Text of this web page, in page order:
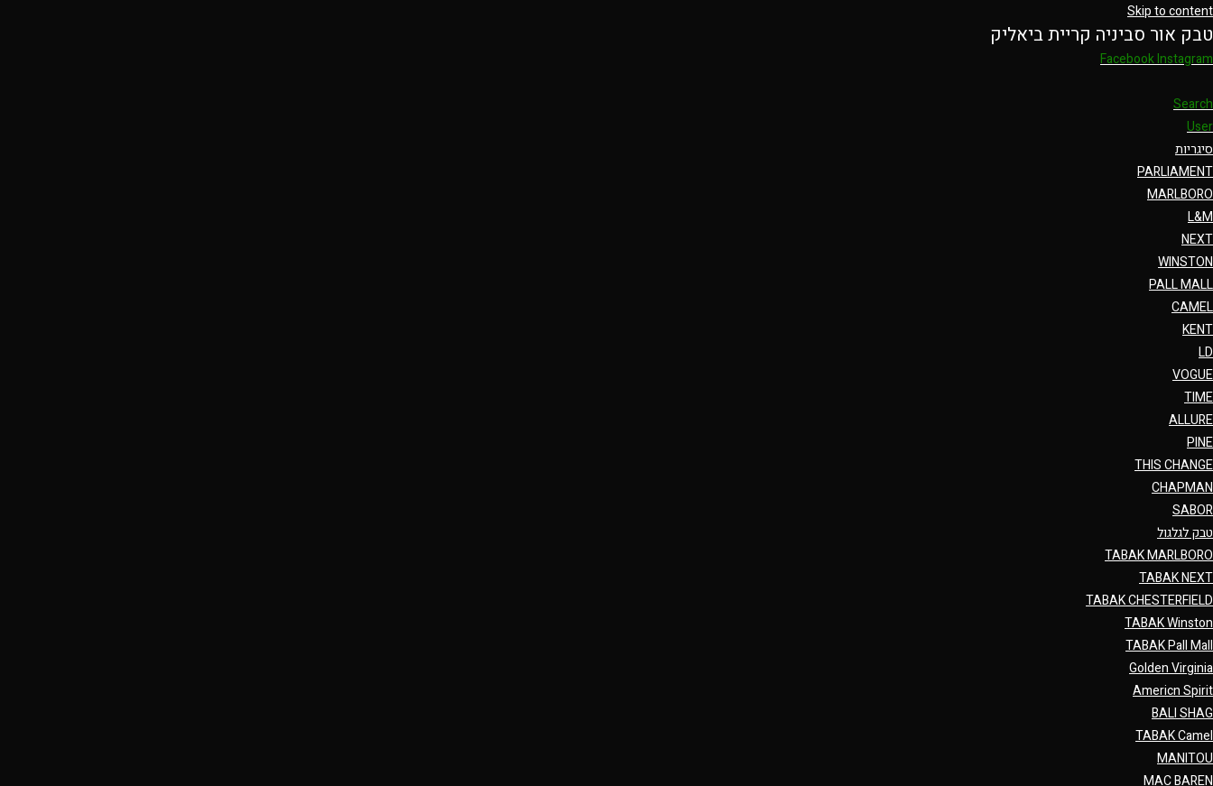
Skip to content
טבק אור סביניה קריית ביאליק
FacebookInstagram
Search
User
סיגריות
PARLIAMENT
MARLBORO
L&M
NEXT
WINSTON
PALL MALL
CAMEL
KENT
LD
VOGUE
TIME
ALLURE
PINE
THIS CHANGE
CHAPMAN
SABOR
טבק לגלגול
TABAK MARLBORO
TABAK NEXT
TABAK CHESTERFIELD
TABAK Winston
TABAK Pall Mall
Golden Virginia
Americn Spirit
BALI SHAG
TABAK Camel
MANITOU
MAC BAREN